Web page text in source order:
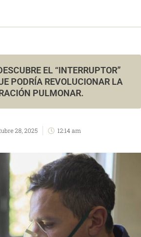
EL “INTERRUPTOR”
PODRÍA REVOLUCIONAR LA
PULMONAR.
28, 2025 12:14 am